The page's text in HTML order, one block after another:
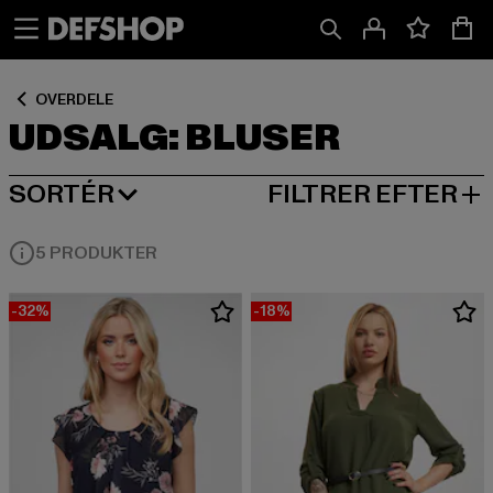
OVERDELE
UDSALG: BLUSER
SORTÉR
MEST POPULÆRE FILTRER EFTER
5 PRODUKTER
-32% -18%